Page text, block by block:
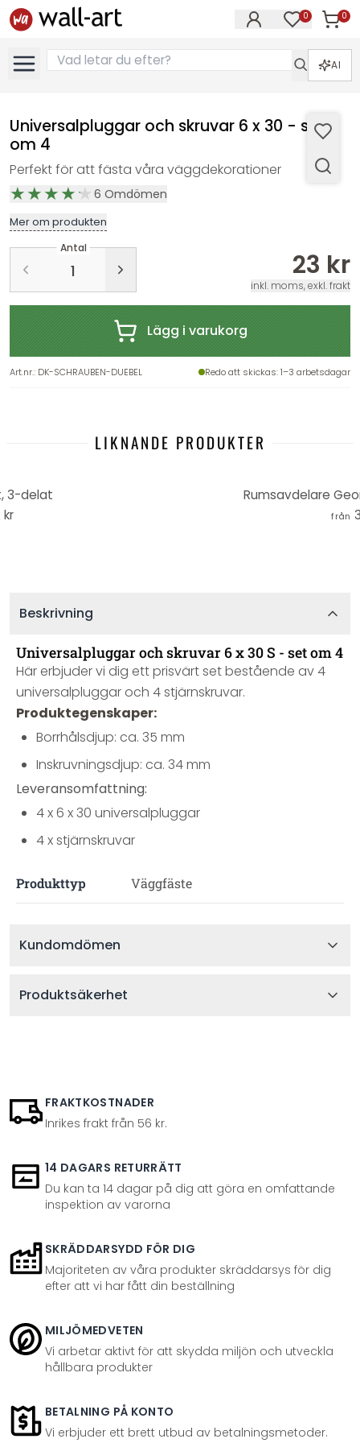
0 0
AI
Universalpluggar och skruvar 6 x 30 - set
om 4
Perfekt för att fästa våra väggdekorationer
6 Omdömen
Mer om produkten
Antal
23 kr
inkl. moms, exkl. frakt
Lägg i varukorg
Art.nr.: DK-SCHRAUBEN-DUEBEL Redo att skickas: 1–3 arbetsdagar
LIKNANDE PRODUKTER
3-delat
kr
Rumsavdelare
från
Beskrivning
Universalpluggar och skruvar 6 x 30 S - set om 4
Här erbjuder vi dig ett prisvärt set bestående av 4
universalpluggar och 4 stjärnskruvar.
Produktegenskaper:
Borrhålsdjup: ca. 35 mm
Inskruvningsdjup: ca. 34 mm
Leveransomfattning:
4 x 6 x 30 universalpluggar
4 x stjärnskruvar
Produkttyp Väggfäste
Kundomdömen
Produktsäkerhet
FRAKTKOSTNADER
Inrikes frakt från 56 kr.
14 DAGARS RETURRÄTT
Du kan ta 14 dagar på dig att göra en omfattande
inspektion av varorna
SKRÄDDARSYDD FÖR DIG
Majoriteten av våra produkter skräddarsys för dig
efter att vi har fått din beställning
MILJÖMEDVETEN
Vi arbetar aktivt för att skydda miljön och utveckla
hållbara produkter
BETALNING PÅ KONTO
Vi erbjuder ett brett utbud av betalningsmetoder.